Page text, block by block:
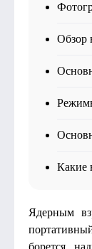
Обзор
Какие
Ядерным
борется